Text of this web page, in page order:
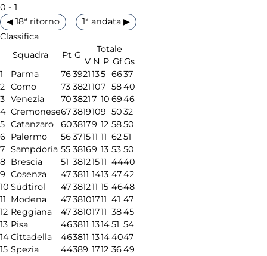
0 - 1
◀ 18ª ritorno
1ª andata ▶
Classifica
Squadra
Pt G
Totale
V N P GfGs
1
Parma 763921135 6637
2 Como 73 3821107 5840
3 Venezia 7038217 10 6946
4 Cremonese673819109 5032
5 Catanzaro 6038179 12 5850
6 Palermo 56371511 11 6251
7 Sampdoria 55 38169 13 53 50
8 Brescia 51 38121511 4440
9 Cosenza 473811 1413 4742
10 Südtirol 47381211 15 4648
11 Modena 4738101711 41 47
12 Reggiana 4738101711 3845
13 Pisa 463811 131451 54
14Cittadella 463811 13144047
15 Spezia 44389 1712 3649